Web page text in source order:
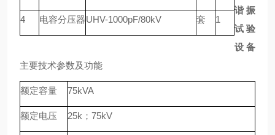
4 电容分压器UHV-1000pF/80kV 套 1
谐振
试验
设备
主要技术参数及功能
额定容量 75kVA
额定电压 25k；75kV